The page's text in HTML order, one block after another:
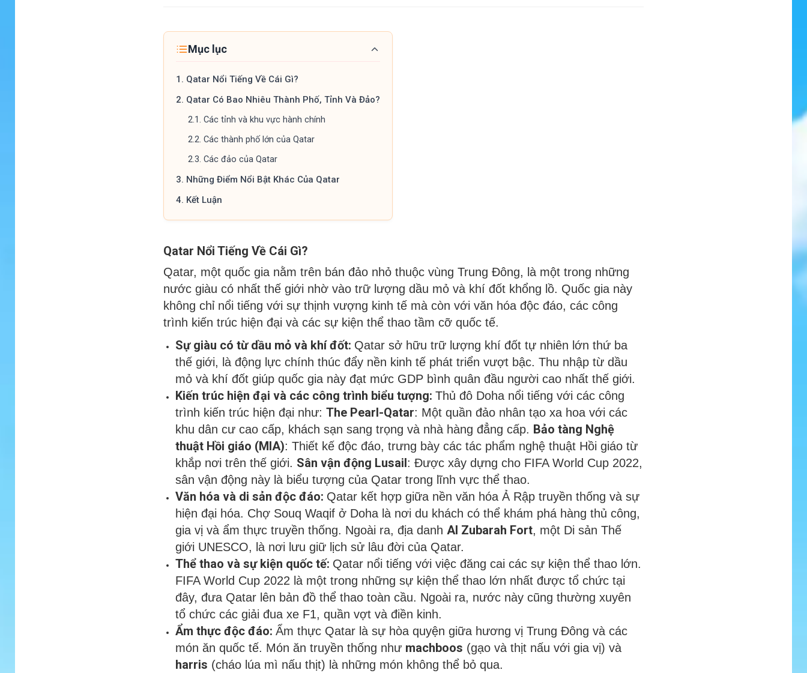
Mục lục
1. Qatar Nổi Tiếng Về Cái Gì?
2. Qatar Có Bao Nhiêu Thành Phố, Tỉnh Và Đảo?
2.1. Các tỉnh và khu vực hành chính
2.2. Các thành phố lớn của Qatar
2.3. Các đảo của Qatar
3. Những Điểm Nổi Bật Khác Của Qatar
4. Kết Luận
Qatar Nổi Tiếng Về Cái Gì?
Qatar, một quốc gia nằm trên bán đảo nhỏ thuộc vùng Trung Đông, là một trong những
nước giàu có nhất thế giới nhờ vào trữ lượng dầu mỏ và khí đốt khổng lồ. Quốc gia này
không chỉ nổi tiếng với sự thịnh vượng kinh tế mà còn với văn hóa độc đáo, các công
trình kiến trúc hiện đại và các sự kiện thể thao tầm cỡ quốc tế.
Sự giàu có từ dầu mỏ và khí đốt: Qatar sở hữu trữ lượng khí đốt tự nhiên lớn thứ ba
thế giới, là động lực chính thúc đẩy nền kinh tế phát triển vượt bậc. Thu nhập từ dầu
mỏ và khí đốt giúp quốc gia này đạt mức GDP bình quân đầu người cao nhất thế giới.
Kiến trúc hiện đại và các công trình biểu tượng: Thủ đô Doha nổi tiếng với các công
trình kiến trúc hiện đại như: The Pearl-Qatar: Một quần đảo nhân tạo xa hoa với các
khu dân cư cao cấp, khách sạn sang trọng và nhà hàng đẳng cấp. Bảo tàng Nghệ
thuật Hồi giáo (MIA): Thiết kế độc đáo, trưng bày các tác phẩm nghệ thuật Hồi giáo từ
khắp nơi trên thế giới. Sân vận động Lusail: Được xây dựng cho FIFA World Cup 2022,
sân vận động này là biểu tượng của Qatar trong lĩnh vực thể thao.
Văn hóa và di sản độc đáo: Qatar kết hợp giữa nền văn hóa Ả Rập truyền thống và sự
hiện đại hóa. Chợ Souq Waqif ở Doha là nơi du khách có thể khám phá hàng thủ công,
gia vị và ẩm thực truyền thống. Ngoài ra, địa danh Al Zubarah Fort, một Di sản Thế
giới UNESCO, là nơi lưu giữ lịch sử lâu đời của Qatar.
Thể thao và sự kiện quốc tế: Qatar nổi tiếng với việc đăng cai các sự kiện thể thao lớn.
FIFA World Cup 2022 là một trong những sự kiện thể thao lớn nhất được tổ chức tại
đây, đưa Qatar lên bản đồ thể thao toàn cầu. Ngoài ra, nước này cũng thường xuyên
tổ chức các giải đua xe F1, quần vợt và điền kinh.
Ẩm thực độc đáo: Ẩm thực Qatar là sự hòa quyện giữa hương vị Trung Đông và các
món ăn quốc tế. Món ăn truyền thống như machboos (gạo và thịt nấu với gia vị) và
harris (cháo lúa mì nấu thịt) là những món không thể bỏ qua.